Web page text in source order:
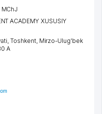
MChJ
ACADEMY XUSUSIY
,Toshkent, Mirzo-Ulug'bek
А